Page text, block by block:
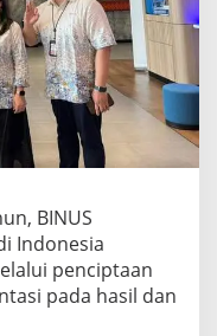
BINUS
Indonesia
penciptaan
pada hasil dan